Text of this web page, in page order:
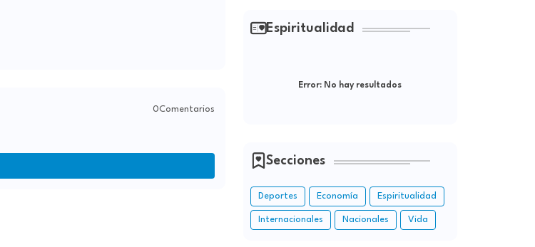
0Comentarios
Espiritualidad
Error: No hay resultados
Secciones
Deportes Economía Espiritualidad
Internacionales Nacionales Vida